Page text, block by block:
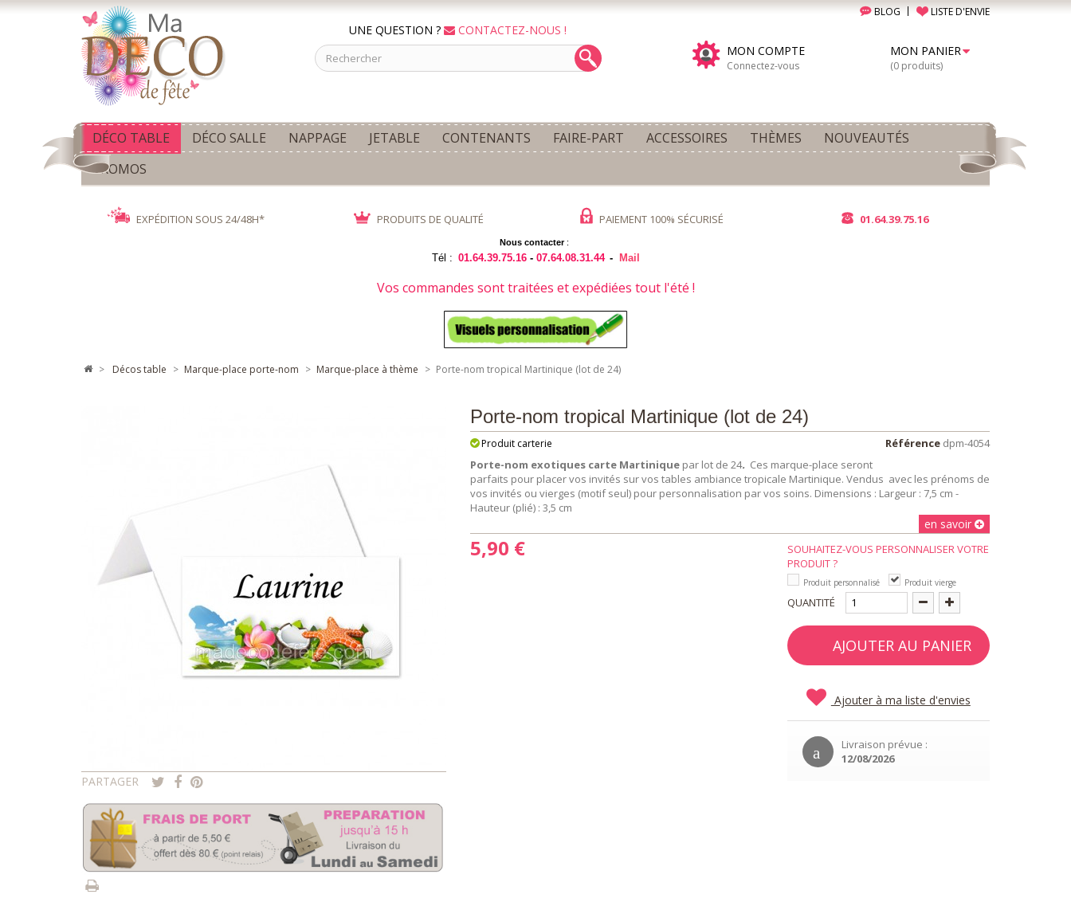
BLOG LISTE D'ENVIE
UNE QUESTION ?
CONTACTEZ-NOUS !
MON COMPTE
Connectez-vous
MON PANIER
(0 produits)
DÉCO TABLE DÉCO SALLE NAPPAGE JETABLE CONTENANTS FAIRE-PART ACCESSOIRES THÈMES
NOUVEAUTÉS
PROMOS
EXPÉDITION SOUS 24/48H* PRODUITS DE QUALITÉ PAIEMENT 100% SÉCURISÉ 01.64.39.75.16
Nous contacter:
Tél : 01.64.39.75.16 -07.64.08.31.44 - Mail
Vos commandes sont traitées et expédiées tout l'été !
> décos table > marque-place porte-nom > marque-place à thème > Porte-nom tropical Martinique (lot de 24)
PARTAGER
Porte-nom tropical Martinique (lot de 24)
Référence dpm-4054
Produit carterie
Porte-nom exotiques carte Martinique par lot de 24. Ces marque-place seront
parfaits pour placer vos invités sur vos tables ambiance tropicale Martinique. Vendus avec les prénoms de
vos invités ou vierges (motif seul) pour personnalisation par vos soins. Dimensions : Largeur : 7,5 cm -
Hauteur (plié) : 3,5 cm
en savoir
5,90 €
SOUHAITEZ-VOUS PERSONNALISER VOTRE
Produit personnalisé Produit vierge
QUANTITÉ
AJOUTER AU PANIER
Ajouter à ma liste d'envies
Livraison prévue :
12/08/2026